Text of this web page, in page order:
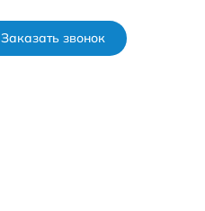
Заказать звонок